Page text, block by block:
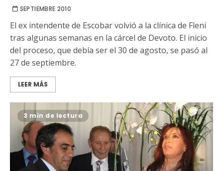
SEPTIEMBRE 2010
El ex intendente de Escobar volvió a la clínica de Fleni
tras algunas semanas en la cárcel de Devoto. El inicio
del proceso, que debía ser el 30 de agosto, se pasó al
27 de septiembre.
LEER MÁS
3 min de lectura